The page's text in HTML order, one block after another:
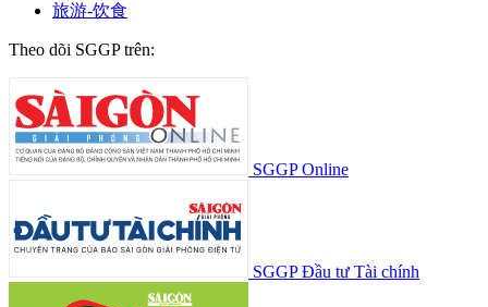
旅游-饮食
Theo dõi SGGP trên:
SGGP Online
SGGP Đầu tư Tài chính